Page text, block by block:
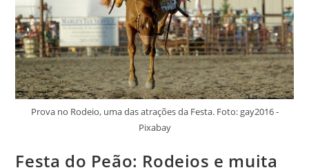
Prova no Rodeio, uma das atrações da Festa. Foto: gay2016 -
Pixabay
Festa do Peão: Rodeios e muita